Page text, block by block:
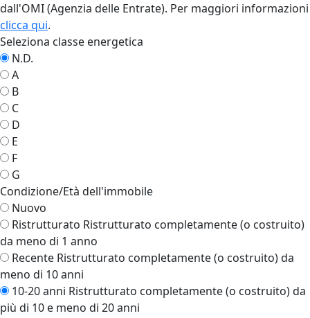
dall'OMI (Agenzia delle Entrate). Per maggiori informazioni
clicca qui.
Seleziona classe energetica
N.D.
A
B
C
D
E
F
G
Condizione/Età dell'immobile
Nuovo
Ristrutturato Ristrutturato completamente (o costruito)
da meno di 1 anno
Recente Ristrutturato completamente (o costruito) da
meno di 10 anni
10-20 anni Ristrutturato completamente (o costruito) da
più di 10 e meno di 20 anni